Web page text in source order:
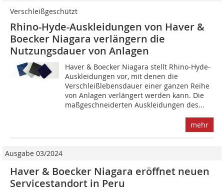
Verschleißgeschützt
Rhino-Hyde-Auskleidungen von Haver &
Boecker Niagara verlängern die
Nutzungs­dauer von Anlagen
Haver & Boecker Niagara stellt Rhino-Hyde-
Auskleidungen vor, mit denen die
Verschleißlebensdauer einer ganzen Reihe
von Anlagen verlängert werden kann. Die
maßgeschneiderten Auskleidungen des...
mehr
Ausgabe 03/2024
Haver & Boecker Niagara eröffnet neuen
Servicestandort in Peru